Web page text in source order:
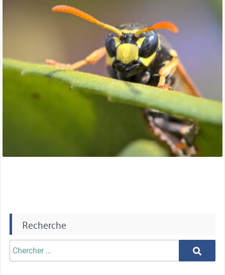
Recherche
Chercher
aprè:
Chercher